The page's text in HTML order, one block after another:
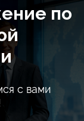
по
с вами